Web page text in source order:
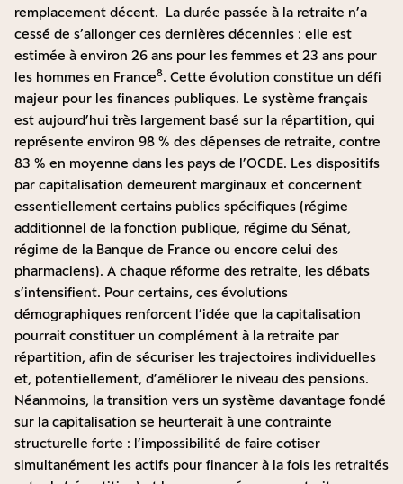
remplacement décent. La durée passée à la retraite n’a
cessé de s’allonger ces dernières décennies : elle est
estimée à environ 26 ans pour les femmes et 23 ans pour
les hommes en France8. Cette évolution constitue un défi
majeur pour les finances publiques. Le système français
est aujourd’hui très largement basé sur la répartition, qui
représente environ 98 % des dépenses de retraite, contre
83 % en moyenne dans les pays de l’OCDE. Les dispositifs
par capitalisation demeurent marginaux et concernent
essentiellement certains publics spécifiques (régime
additionnel de la fonction publique, régime du Sénat,
régime de la Banque de France ou encore celui des
pharmaciens). A chaque réforme des retraite, les débats
s’intensifient. Pour certains, ces évolutions
démographiques renforcent l’idée que la capitalisation
pourrait constituer un complément à la retraite par
répartition, afin de sécuriser les trajectoires individuelles
et, potentiellement, d’améliorer le niveau des pensions.
Néanmoins, la transition vers un système davantage fondé
sur la capitalisation se heurterait à une contrainte
structurelle forte : l’impossibilité de faire cotiser
simultanément les actifs pour financer à la fois les retraités